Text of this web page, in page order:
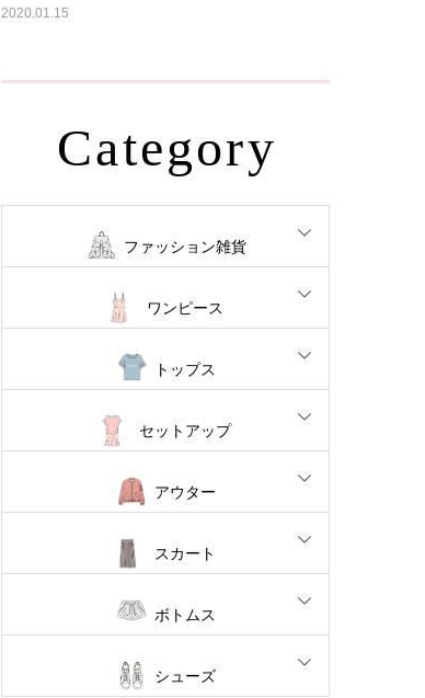
2020.01.15
Category
ファッション雑貨
ワンピース
トップス
セットアップ
アウター
スカート
ボトムス
シューズ